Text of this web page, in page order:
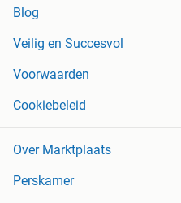
Blog
Veilig en Succesvol
Voorwaarden
Cookiebeleid
Over Marktplaats
Perskamer